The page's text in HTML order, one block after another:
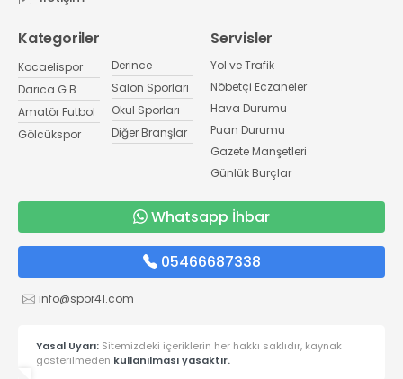
Kategoriler
Kocaelispor
Darıca G.B.
Amatör Futbol
Gölcükspor
Derince
Salon Sporları
Okul Sporları
Diğer Branşlar
Servisler
Yol ve Trafik
Nöbetçi Eczaneler
Hava Durumu
Puan Durumu
Gazete Manşetleri
Günlük Burçlar
Whatsapp İhbar
05466687338
info@spor41.com
Yasal Uyarı: Sitemizdeki içeriklerin her hakkı saklıdır, kaynak
gösterilmeden kullanılması yasaktır.